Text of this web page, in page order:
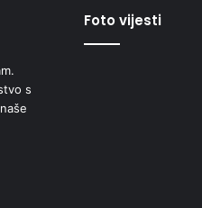
s
Foto vijesti